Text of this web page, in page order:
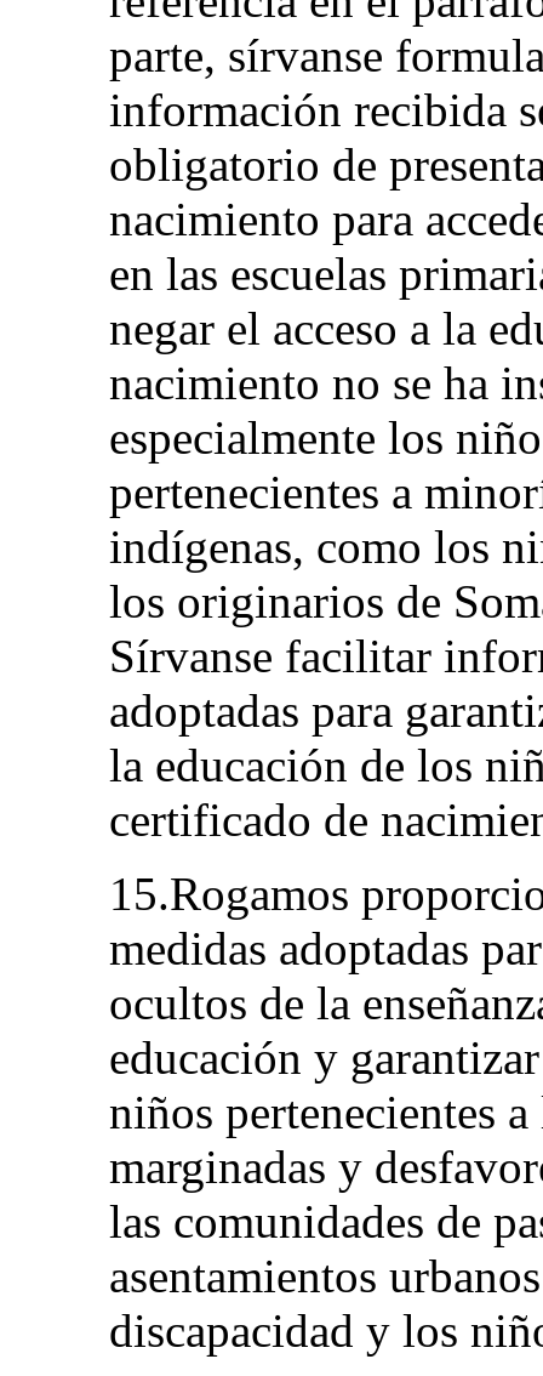
parte, sírvanse
información recibida
obligatorio de
nacimiento para
en las escuelas
negar el acceso a la
nacimiento no se ha
especialmente los
pertenecientes a
indígenas, como los
los originarios de
Sírvanse facilitar
adoptadas para
la educación de los
certificado de
15.Rogamos
medidas adoptadas
ocultos de la
educación y
niños pertenecientes
marginadas y
las comunidades de
asentamientos
discapacidad y los